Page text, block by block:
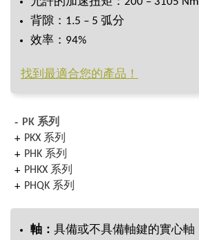
背隙：1.5 – 5 弧分
效率：94%
找到最適合您的產品！
PK 系列
PKX 系列
PHK 系列
PHKX 系列
PHQK 系列
軸： 具備或不具備軸鍵的實心軸